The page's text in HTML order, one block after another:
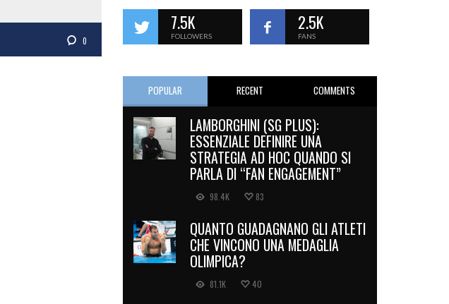
0
7.5K
FOLLOWERS
2.5K
FANS
POPULAR RECENT COMMENTS
LAMBORGHINI (SG PLUS):
ESSENZIALE DEFINIRE UNA
STRATEGIA AD HOC QUANDO SI
PARLA DI “FAN ENGAGEMENT”
98.4K 83
QUANTO GUADAGNANO GLI ATLETI
CHE VINCONO UNA MEDAGLIA
OLIMPICA?
81.1K 40